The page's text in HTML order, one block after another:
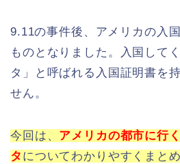
9.11の事件後、アメリカの入
ものとなりました。入国して
タ」と呼ばれる入国証明書を
せん。
今回は、 アメリカの都市に行
タ についてわかりやすくまと